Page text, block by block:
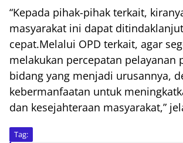
“Kepada pihak-pihak terkait,
masyarakat ini dapat
cepat.Melalui OPD terkait, agar
melakukan percepatan pelayanan
bidang yang menjadi urusannya,
kebermanfaatan untuk
dan kesejahteraan masyarakat,”
Tag: